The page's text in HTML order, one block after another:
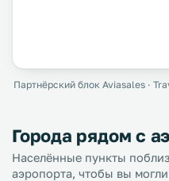
Партнёрский блок Aviasales ·
Города рядом с
Населённые пункты
аэропорта, чтобы вы